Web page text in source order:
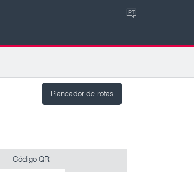
PT
Planeador de rotas
Código QR